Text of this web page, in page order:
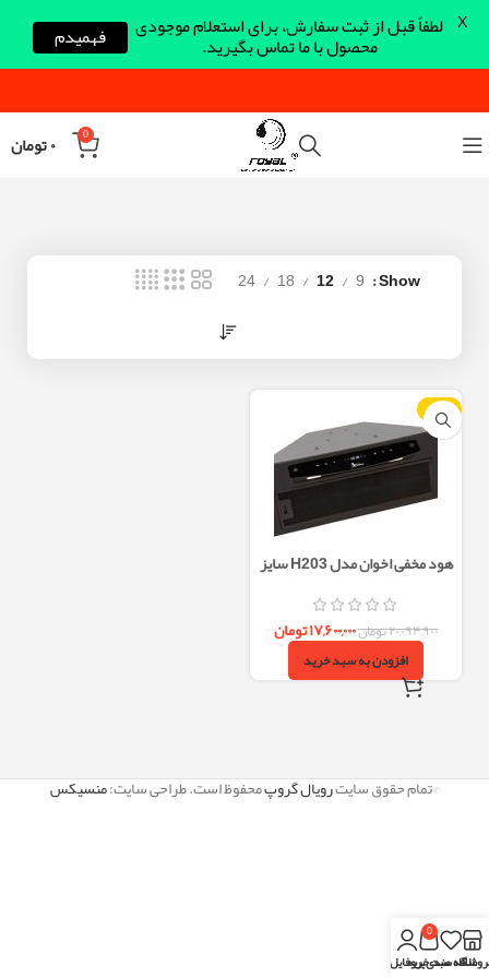
0 ۰تومان
Show
9
12
18
24
-12%
هود مخفی اخوان مدل H203 سایز
۲۰,۰۹۴,۹۰۰تومان۱۷,۶۰۰,۰۰۰تومان
افزودن به سبد خرید
©تمام حقوق سایترویال گروپمحفوظ است. طراحی سایت:منسیکس
لطفاً قبل از ثبت سفارش، برای استعلام موجودی
محصول با ما تماس بگیرید. فهمیدم X
علاقه مندی
0
سبد خریدپروفایل